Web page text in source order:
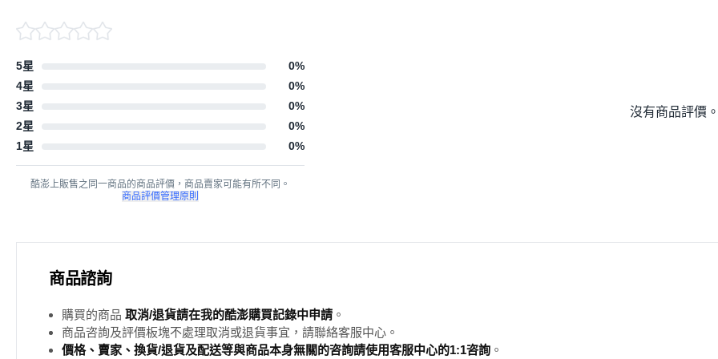
5星 0%
4星
0%
3星
0%
2星
0%
1星
0%
酷澎上販售之同一商品的商品評價，商品賣家可能有所不同。
商品評價管理原則
沒有商品評價
商品諮詢
購買的商品 取消/退貨請在我的酷澎購買記錄中申請 。
商品咨詢及評價板塊不處理取消或退貨事宜，請聯絡客服中心。
價格、賣家、換貨/退貨及配送等與商品本身無關的咨詢請使用客服中心的1:1咨詢 。